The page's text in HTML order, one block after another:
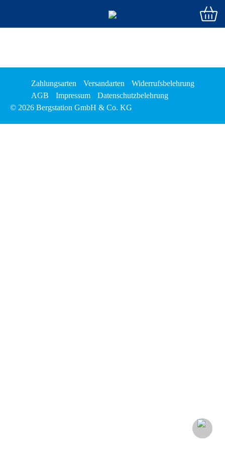
Zahlungsarten Versandarten
Widerrufsbelehrung
AGB
Impressum
Datenschutzbelehrung
© 2026 Bergstation GmbH & Co. KG